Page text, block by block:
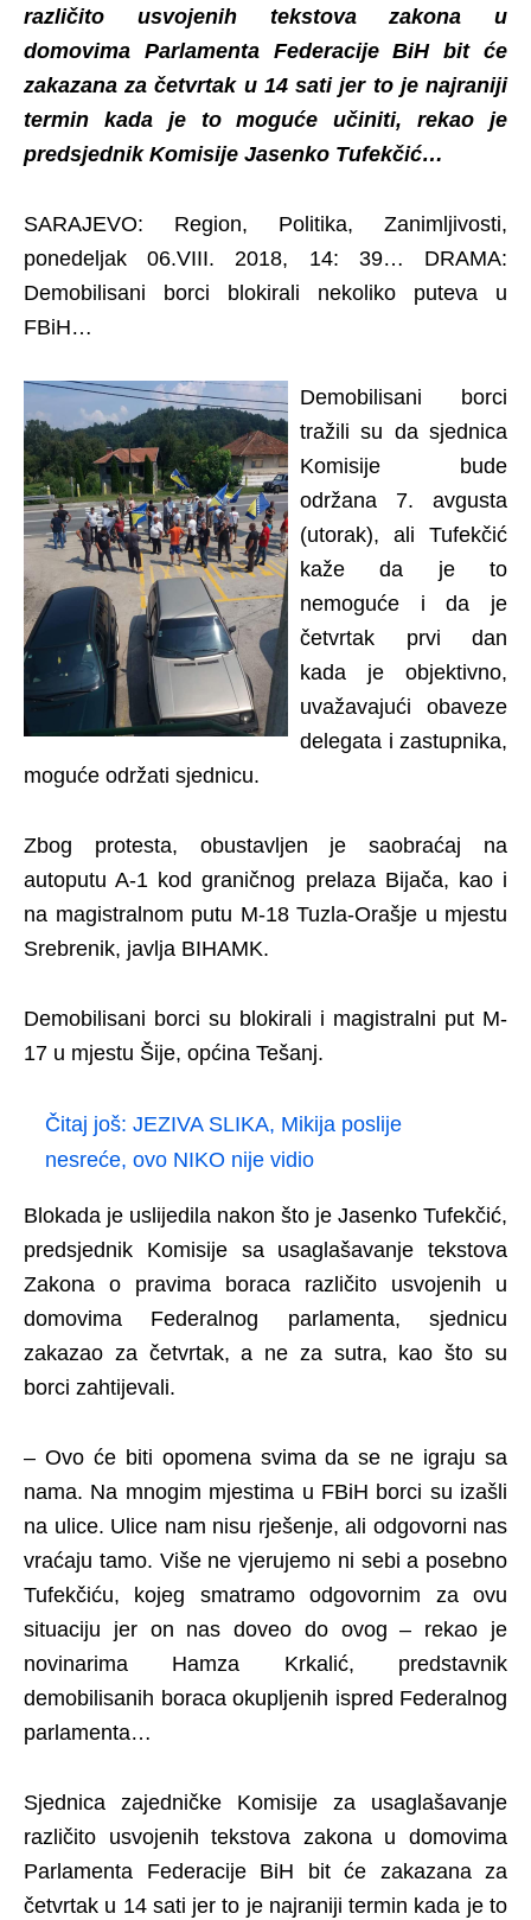
različito usvojenih tekstova zakona u
domovima Parlamenta Federacije BiH bit će
zakazana za četvrtak u 14 sati jer to je najraniji
termin kada je to moguće učiniti, rekao je
predsjednik Komisije Jasenko Tufekčić…
SARAJEVO: Region, Politika, Zanimljivosti,
ponedeljak 06.VIII. 2018, 14: 39… DRAMA:
Demobilisani borci blokirali nekoliko puteva u
FBiH…
Demobilisani borci
tražili su da sjednica
Komisije bude
održana 7. avgusta
(utorak), ali Tufekčić
kaže da je to
nemoguće i da je
četvrtak prvi dan
kada je objektivno,
uvažavajući obaveze
delegata i zastupnika,
moguće održati sjednicu.
Zbog protesta, obustavljen je saobraćaj na
autoputu A-1 kod graničnog prelaza Bijača, kao i
na magistralnom putu M-18 Tuzla-Orašje u mjestu
Srebrenik, javlja BIHAMK.
Demobilisani borci su blokirali i magistralni put M-
17 u mjestu Šije, općina Tešanj.
Čitaj još: JEZIVA SLIKA, Mikija poslije
nesreće, ovo NIKO nije vidio
Blokada je uslijedila nakon što je Jasenko Tufekčić,
predsjednik Komisije sa usaglašavanje tekstova
Zakona o pravima boraca različito usvojenih u
domovima Federalnog parlamenta, sjednicu
zakazao za četvrtak, a ne za sutra, kao što su
borci zahtijevali.
– Ovo će biti opomena svima da se ne igraju sa
nama. Na mnogim mjestima u FBiH borci su izašli
na ulice. Ulice nam nisu rješenje, ali odgovorni nas
vraćaju tamo. Više ne vjerujemo ni sebi a posebno
Tufekčiću, kojeg smatramo odgovornim za ovu
situaciju jer on nas doveo do ovog – rekao je
novinarima Hamza Krkalić, predstavnik
demobilisanih boraca okupljenih ispred Federalnog
parlamenta…
Sjednica zajedničke Komisije za usaglašavanje
različito usvojenih tekstova zakona u domovima
Parlamenta Federacije BiH bit će zakazana za
četvrtak u 14 sati jer to je najraniji termin kada je to